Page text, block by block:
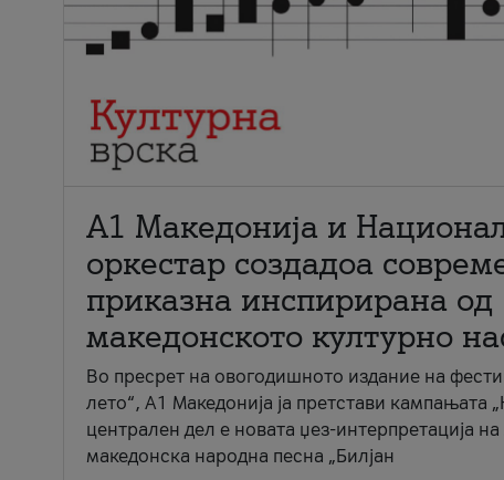
А1 Македонија и
оркестар создадоа
приказна инспирирана од
македонското културно
Во пресрет на овогодишното издание на
лето“, А1 Македонија ја претстави кампањата
централен дел е новата џез-интерпретација
македонска народна песна „Билјан